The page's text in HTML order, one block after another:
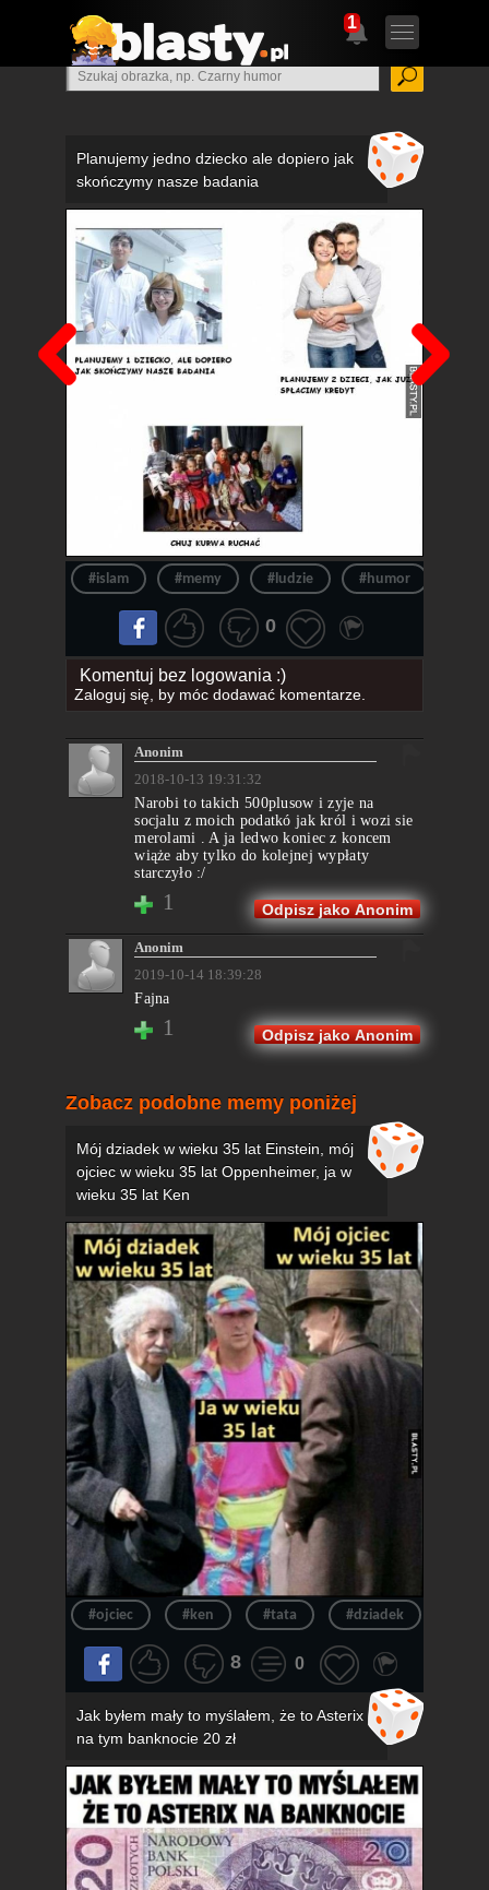
1
Planujemy jedno dziecko ale dopiero jak
skończymy nasze badania
Poprzedni
#islam #memy #ludzie #humor
0
Komentuj bez logowania :)
Zaloguj się, by móc dodawać komentarze.
Anonim
2018-10-13 19:31:32
Narobi to takich 500plusow i zyje na
socjalu z moich podatkó jak król i wozi sie
merolami . A ja ledwo koniec z koncem
wiąże aby tylko do kolejnej wypłaty
starczyło :/
1 Odpisz jako Anonim
Anonim
2019-10-14 18:39:28
Fajna
1 Odpisz jako Anonim
Zobacz podobne memy poniżej
Mój dziadek w wieku 35 lat Einstein, mój
ojciec w wieku 35 lat Oppenheimer, ja w
wieku 35 lat Ken
#ojciec #ken #tata #dziadek
8 0
Jak byłem mały to myślałem, że to Asterix
na tym banknocie 20 zł